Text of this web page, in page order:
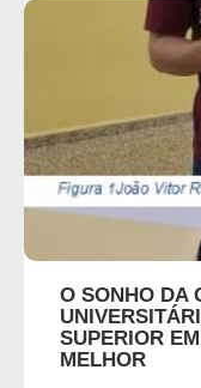
O SONHO DA
SUPERIOR
MELHOR